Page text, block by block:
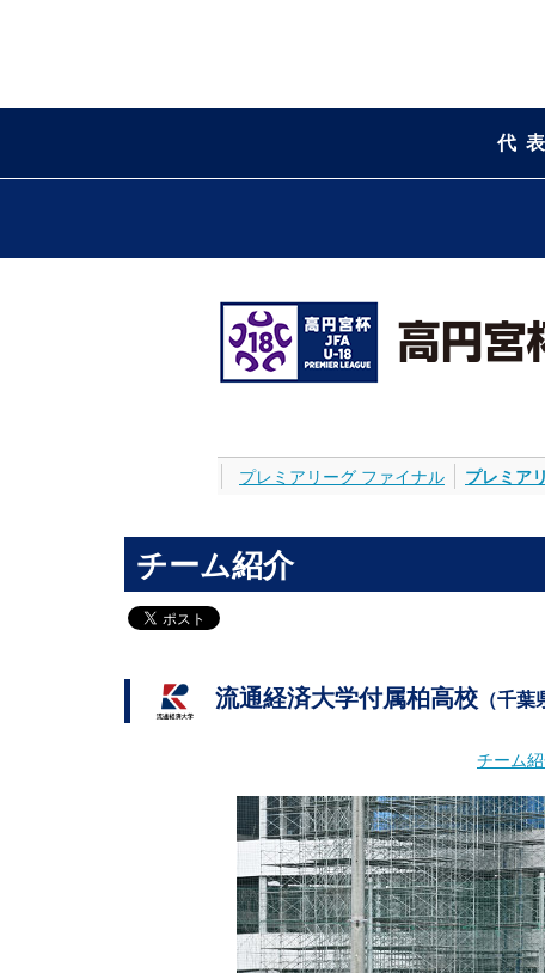
代表
プレミアリーグ ファイナル プレミア
チーム紹介
流通経済大学付属柏高校 （千葉
チーム